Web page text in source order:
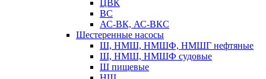
ЦВК
ВС
АС-ВК, АС-ВКС
Шестеренные насосы
Ш, НМШ, НМШФ, НМШГ нефтяные
Ш, НМШ, НМШФ судовые
Ш пищевые